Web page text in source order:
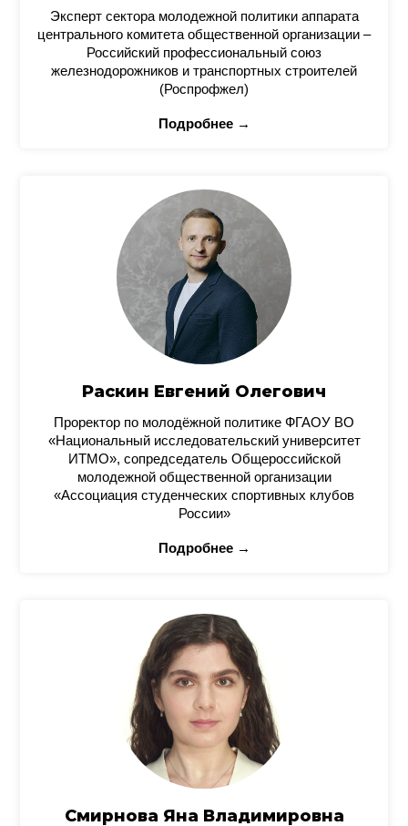
Эксперт сектора молодежной политики аппарата
центрального комитета общественной организации –
Российский профессиональный союз
железнодорожников и транспортных строителей
(Роспрофжел)
Подробнее →
Раскин Евгений Олегович
Проректор по молодёжной политике ФГАОУ ВО
«Национальный исследовательский университет
ИТМО», сопредседатель Общероссийской
молодежной общественной организации
«Ассоциация студенческих спортивных клубов
России»
Подробнее →
Смирнова Яна Владимировна